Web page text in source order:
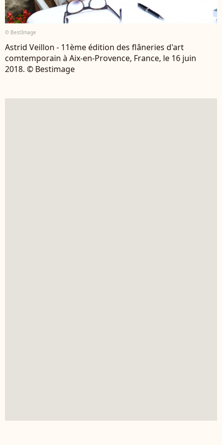
© BestImage
Astrid Veillon - 11ème édition des flâneries d'art
comtemporain à Aix-en-Provence, France, le 16 juin
2018. © Bestimage